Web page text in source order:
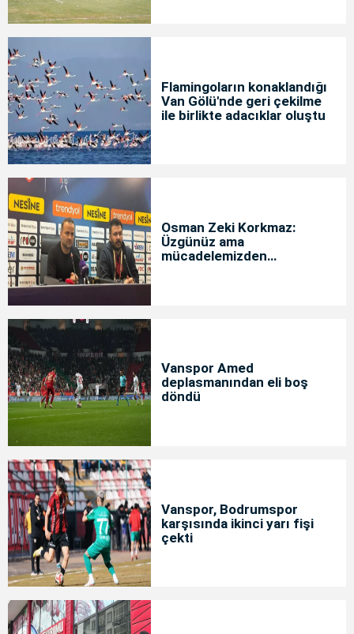
Flamingoların konaklandığı
Van Gölü'nde geri çekilme
ile birlikte adacıklar oluştu
Osman Zeki Korkmaz:
Üzgünüz ama
mücadelemizden
Vanspor Amed
deplasmanından eli boş
döndü
Vanspor, Bodrumspor
karşısında ikinci yarı fişi
çekti